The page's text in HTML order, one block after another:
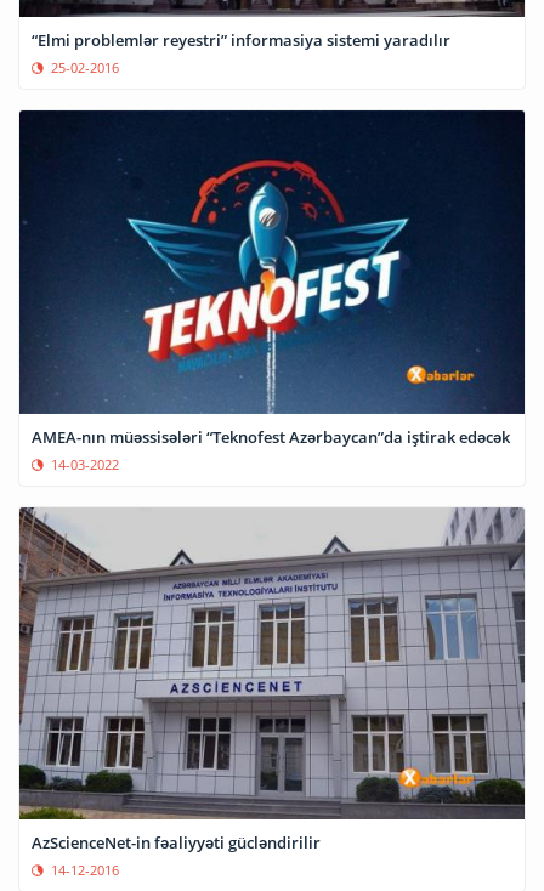
“Elmi problemlər reyestri” informasiya sistemi yaradılır
25-02-2016
AMEA-nın müəssisələri “Teknofest Azərbaycan”da iştirak edəcək
14-03-2022
AzScienceNet-in fəaliyyəti gücləndirilir
14-12-2016